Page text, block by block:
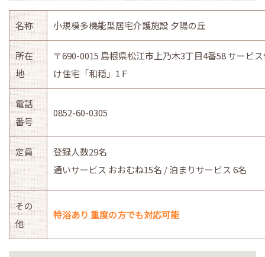
名称 小規模多機能型居宅介護施設 夕陽の丘
所在
地
〒690-0015 島根県松江市上乃木3丁目4番58 サービ
け住宅「和穏」1Ｆ
電話
番号
0852-60-0305
定員
登録人数29名
通いサービス おおむね15名 / 泊まりサービス 6名
その
他
特浴あり 重度の方でも対応可能